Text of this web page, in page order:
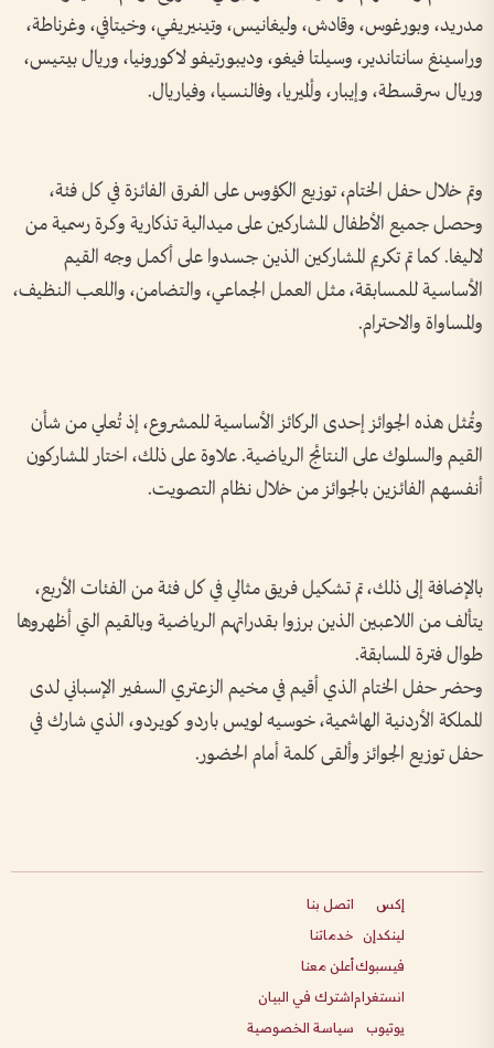
مدريد، وبورغوس، وقادش، وليغانيس، وتينيريفي، وخيتافي، وغرناطة،
وراسينغ سانتاندير، وسيلتا فيغو، وديبورتيفو لاكورونيا، وريال بيتيس،
وريال سرقسطة، وإيبار، وألميريا، وفالنسيا، وفياريال.
وتم خلال حفل الختام، توزيع الكؤوس على الفرق الفائزة في كل فئة،
وحصل جميع الأطفال المشاركين على ميدالية تذكارية وكرة رسمية من
لاليغا. كما تم تكريم المشاركين الذين جسدوا على أكمل وجه القيم
الأساسية للمسابقة، مثل العمل الجماعي، والتضامن، واللعب النظيف،
والمساواة والاحترام.
وتُمثل هذه الجوائز إحدى الركائز الأساسية للمشروع، إذ تُعلي من شأن
القيم والسلوك على النتائج الرياضية. علاوة على ذلك، اختار المشاركون
أنفسهم الفائزين بالجوائز من خلال نظام التصويت.
بالإضافة إلى ذلك، تم تشكيل فريق مثالي في كل فئة من الفئات الأربع،
يتألف من اللاعبين الذين برزوا بقدراتهم الرياضية وبالقيم التي أظهروها
طوال فترة المسابقة.
وحضر حفل الختام الذي أقيم في مخيم الزعتري السفير الإسباني لدى
المملكة الأردنية الهاشمية، خوسيه لويس باردو كويردو، الذي شارك في
حفل توزيع الجوائز وألقى كلمة أمام الحضور.
إكس
لينكدإن
فيسبوك
انستغرام
يوتيوب
اتصل بنا
خدماتنا
أعلن معنا
اشترك في البيان
سياسة الخصوصية